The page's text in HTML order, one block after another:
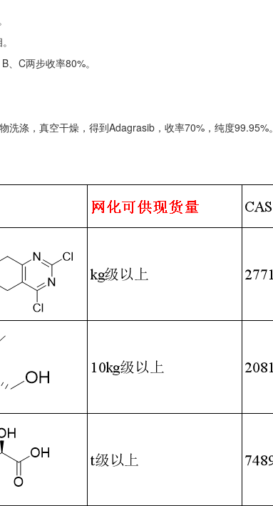
C两步收率80%。
涤，真空干燥，得到Adagrasib，收率70%，纯度99.95%。